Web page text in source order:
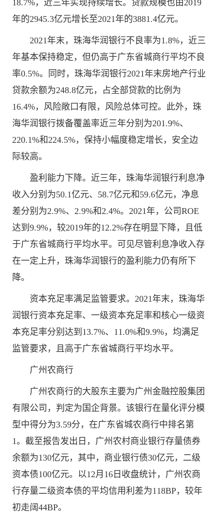
18.7%，近三年实现持续增长。贷款规模也由2019
年的2945.3亿元增长至2021年的3881.4亿元。
2021年末，珠海华润银行不良率为1.8%，近三
年基本保持稳定，但仍高于广东省城商行平均不良
率0.5%。同时，珠海华润银行2021年末房地产行业
贷款余额为248.8亿元，占全部贷款的比例为
16.4%，风险敞口有限，风险总体可控。此外，珠
海华润银行拨备覆盖率近三年分别为201.9%、
220.1%和224.5%，保持小幅度稳定增长，安全边
际较高。
盈利能力下降。近三年，珠海华润银行利息净
收入分别为50.1亿元、58.7亿元和59.6亿元，净息
差分别为2.9%、2.9%和2.4%。2021年，公司ROE
达到9.9%，较2019年的12.2%存在明显下降，且低
于广东省城商行平均水平。可见尽管利息净收入存
在一定上升，珠海华润银行的盈利能力仍有所下
降。
资本充足率满足监管要求。2021年末，珠海华
润银行资本充足率、一级资本充足率和核心一级资
本充足率分别达到13.7%、11.0%和9.9%，均满足
监管要求，且高于广东省城商行平均水平。
广州农商行
广州农商行的大股东主要为广州金融控股集团
有限公司，判定为国企背景。该银行在量化评分模
型中得分为3.59分，在广东省城农商行中排名第
1。截至报告发出日，广州农村商业银行存量债券
余额为130亿元，其中，商业银行债30亿元，二级
资本债100亿元。以12月16日收盘统计，广州农商
行存量二级资本债的平均信用利差为118BP，较年
初走阔44BP。